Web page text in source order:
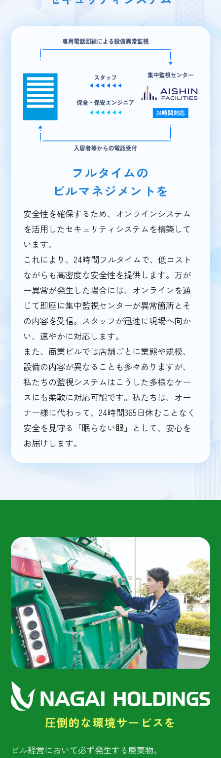
フルタイムの
ビルマネジメントを
安全性を確保するため、オンラインシステム
を活用したセキュリティシステムを構築して
います。
これにより、24時間フルタイムで、低コスト
ながらも高密度な安全性を提供します。万が
一異常が発生した場合には、オンラインを通
じて即座に集中監視センターが異常箇所とそ
の内容を受信。スタッフが迅速に現場へ向か
い、速やかに対応します。
また、商業ビルでは店舗ごとに業態や規模、
設備の内容が異なることも多々ありますが、
私たちの監視システムはこうした多様なケー
スにも柔軟に対応可能です。私たちは、オー
ナー様に代わって、24時間365日休むことなく
安全を見守る「眠らない眼」として、安心を
お届けします。
圧倒的な環境サービスを
ビル経営において必ず発生する廃棄物。